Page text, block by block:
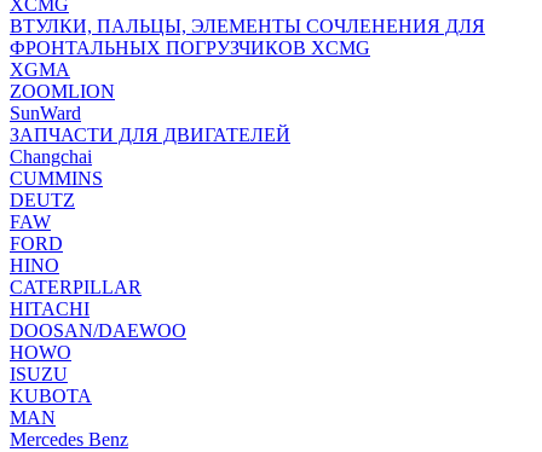
XCMG
ВТУЛКИ, ПАЛЬЦЫ, ЭЛЕМЕНТЫ СОЧЛЕНЕНИЯ ДЛЯ
ФРОНТАЛЬНЫХ ПОГРУЗЧИКОВ XCMG
XGMA
ZOOMLION
SunWard
ЗАПЧАСТИ ДЛЯ ДВИГАТЕЛЕЙ
Changchai
CUMMINS
DEUTZ
FAW
FORD
HINO
CATERPILLAR
HITACHI
DOOSAN/DAEWOO
HOWO
ISUZU
KUBOTA
MAN
Mercedes Benz